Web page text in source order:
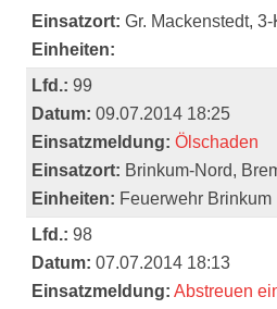
Einsatzort: Gr. Mackenstedt,
Einheiten:
Lfd.: 99
Datum: 09.07.2014 18:25
Einsatzmeldung: Ölschaden
Einsatzort: Brinkum-Nord,
Einheiten: Feuerwehr Brinkum
Lfd.: 98
Datum: 07.07.2014 18:13
Einsatzmeldung: Abstreuen